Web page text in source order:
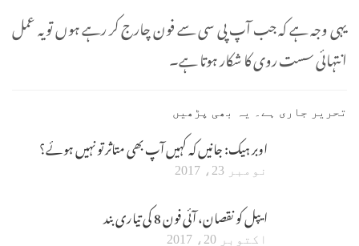
یہی وجہ ہے کہ جب آپ پی سی سے فون چارج کر رہے ہوں تو یہ عمل
انتہائی سست روی کا شکار ہوتا ہے۔
تحریر جاری ہے۔ یہ بھی پڑھیں
اوبر ہیک: جانیں کہ کہیں آپ بھی متاثر تو نہیں ہوئے؟
نومبر 23، 2017
ایپل کو نقصان، آئی فون 8 کی تیاری بند
اکتوبر 20، 2017